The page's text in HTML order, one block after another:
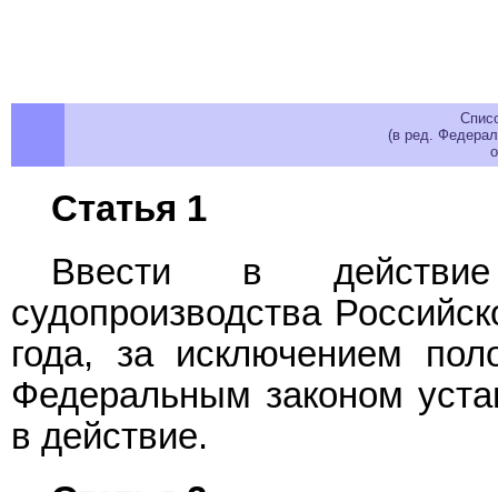
(в ред.
Статья 1
Ввести в
судопроизводства
года, за исключением
Федеральным законом
в действие.